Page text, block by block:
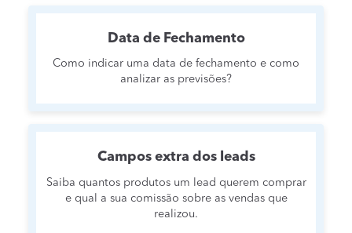
Data de Fechamento
Como indicar uma data de fechamento e como
analizar as previsões?
Campos extra dos leads
Saiba quantos produtos um lead querem comprar
e qual a sua comissão sobre as vendas que
realizou.